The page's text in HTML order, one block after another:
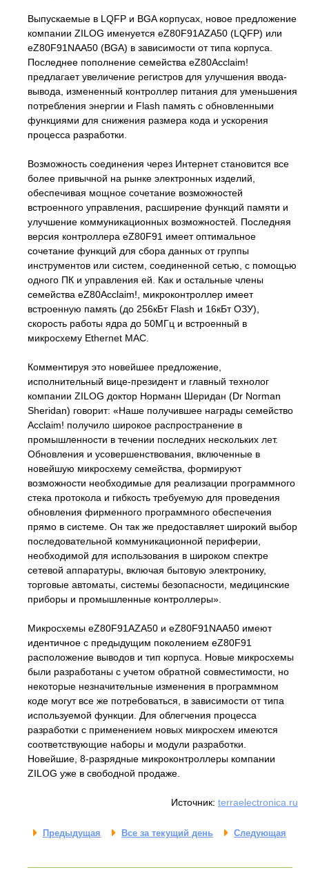
Выпускаемые в LQFP и BGA корпусах, новое предложение
компании ZILOG именуется eZ80F91AZA50 (LQFP) или
eZ80F91NAA50 (BGA) в зависимости от типа корпуса.
Последнее пополнение семейства eZ80Acclaim!
предлагает увеличение регистров для улучшения ввода-
вывода, измененный контроллер питания для уменьшения
потребления энергии и Flash память с обновленными
функциями для снижения размера кода и ускорения
процесса разработки.
Возможность соединения через Интернет становится все
более привычной на рынке электронных изделий,
обеспечивая мощное сочетание возможностей
встроенного управления, расширение функций памяти и
улучшение коммуникационных возможностей. Последняя
версия контроллера eZ80F91 имеет оптимальное
сочетание функций для сбора данных от группы
инструментов или систем, соединенной сетью, с помощью
одного ПК и управления ей. Как и остальные члены
семейства eZ80Acclaim!, микроконтроллер имеет
встроенную память (до 256кБт Flash и 16кБт ОЗУ),
скорость работы ядра до 50МГц и встроенный в
микросхему Ethernet MAC.
Комментируя это новейшее предложение,
исполнительный вице-президент и главный технолог
компании ZILOG доктор Норманн Шеридан (Dr Norman
Sheridan) говорит: «Наше получившее награды семейство
Acclaim! получило широкое распространение в
промышленности в течении последних нескольких лет.
Обновления и усовершенствования, включенные в
новейшую микросхему семейства, формируют
возможности необходимые для реализации программного
стека протокола и гибкость требуемую для проведения
обновления фирменного программного обеспечения
прямо в системе. Он так же предоставляет широкий выбор
последовательной коммуникационной периферии,
необходимой для использования в широком спектре
сетевой аппаратуры, включая бытовую электронику,
торговые автоматы, системы безопасности, медицинские
приборы и промышленные контроллеры».
Микросхемы eZ80F91AZA50 и eZ80F91NAA50 имеют
идентичное с предыдущим поколением eZ80F91
расположение выводов и тип корпуса. Новые микросхемы
были разработаны с учетом обратной совместимости, но
некоторые незначительные изменения в программном
коде могут все же потребоваться, в зависимости от типа
используемой функции. Для облегчения процесса
разработки с применением новых микросхем имеются
соответствующие наборы и модули разработки.
Новейшие, 8-разрядные микроконтроллеры компании
ZILOG уже в свободной продаже.
Источник: terraelectronica.ru
Предыдущая Все за текущий день Следующая